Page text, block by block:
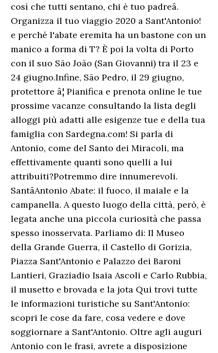
così che tutti sentano, chi è tuo padreâ.
Organizza il tuo viaggio 2020 a Sant'Antonio!
e perché l'abate eremita ha un bastone con un
manico a forma di T? È poi la volta di Porto
con il suo São João (San Giovanni) tra il 23 e
24 giugno.Infine, São Pedro, il 29 giugno,
protettore â¦ Pianifica e prenota online le tue
prossime vacanze consultando la lista degli
alloggi più adatti alle esigenze tue e della tua
famiglia con Sardegna.com! Si parla di
Antonio, come del Santo dei Miracoli, ma
effettivamente quanti sono quelli a lui
attribuiti?Potremmo dire innumerevoli.
SantâAntonio Abate: il fuoco, il maiale e la
campanella. A questo luogo della città, però, è
legata anche una piccola curiosità che passa
spesso inosservata. Parliamo di: Il Museo
della Grande Guerra, il Castello di Gorizia,
Piazza Sant'Antonio e Palazzo dei Baroni
Lantieri, Graziadio Isaia Ascoli e Carlo Rubbia,
il musetto e brovada e la jota Qui trovi tutte
le informazioni turistiche su Sant'Antonio:
scopri le cose da fare, cosa vedere e dove
soggiornare a Sant'Antonio. Oltre agli auguri
Antonio con le frasi, avrete a disposizione